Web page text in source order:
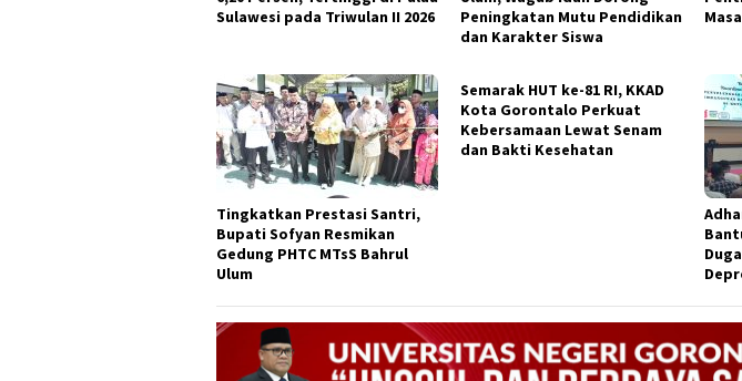
Sulawesi pada Triwulan II 2026
Peningkatan Mutu Pendidikan
dan Karakter Siswa
Tingkatkan Prestasi Santri,
Bupati Sofyan Resmikan
Gedung PHTC MTsS Bahrul
Ulum
Semarak HUT ke-81 RI, KKAD
Kota Gorontalo Perkuat
Kebersamaan Lewat Senam
dan Bakti Kesehatan